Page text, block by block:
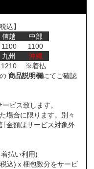
込】
信越
中部
1100
1100
九州
沖縄
1210
※着払
商品説明欄にてご確認
ビス致します。
場合に限ります。別々
金額はサービス対象外
払い利用)
込)ｘ梱包数分をサービ